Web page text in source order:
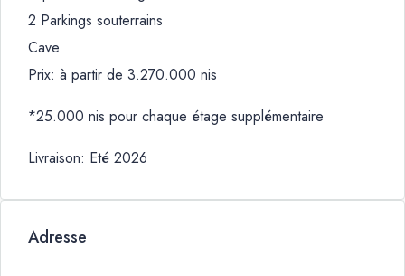
2 Parkings souterrains
Cave
Prix: à partir de 3.270.000 nis
*25.000 nis pour chaque étage supplémentaire
Livraison: Eté 2026
Adresse